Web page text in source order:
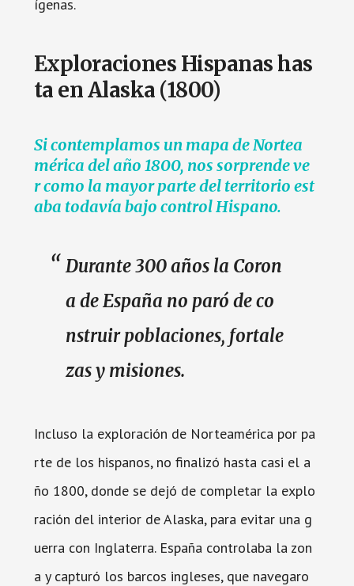
ígenas.
Exploraciones Hispanas has
ta en Alaska (1800)
Si contemplamos un mapa de Nortea
mérica del año 1800, nos sorprende ve
r como la mayor parte del territorio est
aba todavía bajo control Hispano.
Durante 300 años la Coron
a de España no paró de co
nstruir poblaciones, fortale
zas y misiones.
Incluso la exploración de Norteamérica por pa
rte de los hispanos, no finalizó hasta casi el a
ño 1800, donde se dejó de completar la explo
ración del interior de Alaska, para evitar una g
uerra con Inglaterra. España controlaba la zon
a y capturó los barcos ingleses, que navegaro